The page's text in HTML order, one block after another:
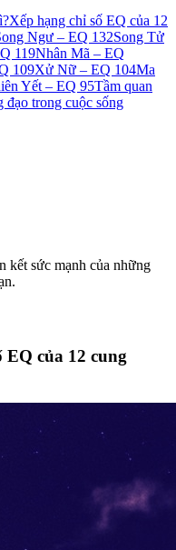
Xếp hạng chỉ số EQ của 12
Ngư – EQ 132Song Tử
119Nhân Mã – EQ
109Xử Nữ – EQ 104Ma
Yết – EQ 95Tầm quan
đạo trong cuộc sống
kết sức mạnh của những
EQ của 12 cung